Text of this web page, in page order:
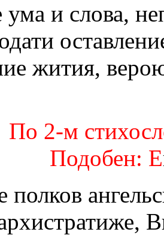
ума и слова,
жития,
По 2-м
Подобен: Е
полков